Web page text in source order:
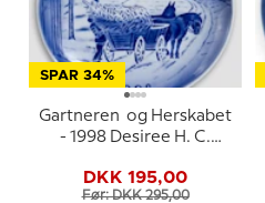
SPAR 34%
Gartneren og Herskabet
- 1998 Desiree H. C.
kagetallerken
DKK 195,00
Før: DKK 295,00